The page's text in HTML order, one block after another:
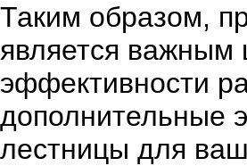
Таким образом,
является важным
эффективности
дополнительные
лестницы для